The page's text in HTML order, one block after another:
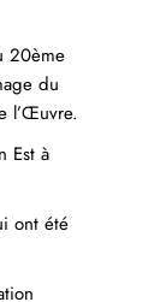
20ème
du
l’Œuvre.
Est à
ont été